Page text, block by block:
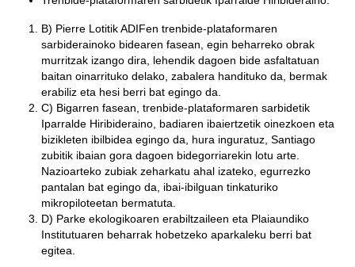
B) Pierre Lotitik ADIFen trenbide-plataformaren
sarbiderainoko bidearen fasean, egin beharreko obrak
murritzak izango dira, lehendik dagoen bide asfaltatuan
baitan oinarrituko delako, zabalera handituko da, bermak
erabiliz eta hesi berri bat egingo da.
C) Bigarren fasean, trenbide-plataformaren sarbidetik
Iparralde Hiribideraino, badiaren ibaiertzetik oinezkoen eta
bizikleten ibilbidea egingo da, hura inguratuz, Santiago
zubitik ibaian gora dagoen bidegorriarekin lotu arte.
Nazioarteko zubiak zeharkatu ahal izateko, egurrezko
pantalan bat egingo da, ibai-ibilguan tinkaturiko
mikropiloteetan bermatuta.
D) Parke ekologikoaren erabiltzaileen eta Plaiaundiko
Institutuaren beharrak hobetzeko aparkaleku berri bat
egitea.